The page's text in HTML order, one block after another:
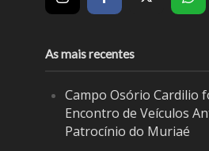
As mais recentes
Campo Osório Cardilio
Encontro de Veículos
Patrocínio do Muriaé